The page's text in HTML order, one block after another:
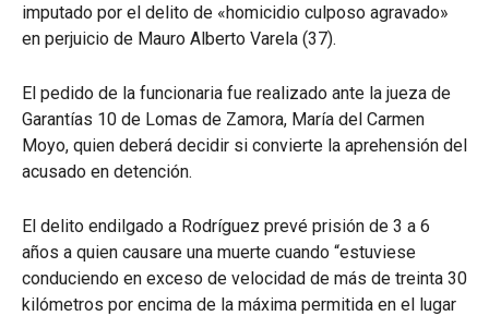
imputado por el delito de «homicidio culposo agravado»
en perjuicio de Mauro Alberto Varela (37).
El pedido de la funcionaria fue realizado ante la jueza de
Garantías 10 de Lomas de Zamora, María del Carmen
Moyo, quien deberá decidir si convierte la aprehensión del
acusado en detención.
El delito endilgado a Rodríguez prevé prisión de 3 a 6
años a quien causare una muerte cuando “estuviese
conduciendo en exceso de velocidad de más de treinta 30
kilómetros por encima de la máxima permitida en el lugar